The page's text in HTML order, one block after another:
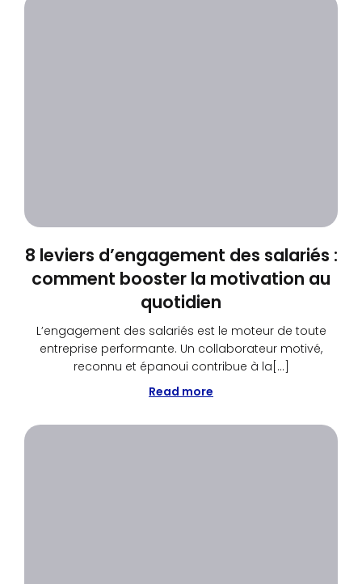
8 leviers d’engagement des salariés :
comment booster la motivation au
quotidien
L’engagement des salariés est le moteur de toute
entreprise performante. Un collaborateur motivé,
reconnu et épanoui contribue à la[…]
Read more